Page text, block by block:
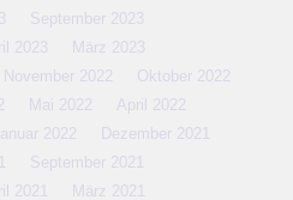
September 2023
2023
März 2023
November 2022
Oktober 2022
Mai 2022
April 2022
2022
Dezember 2021
September 2021
2021
März 2021